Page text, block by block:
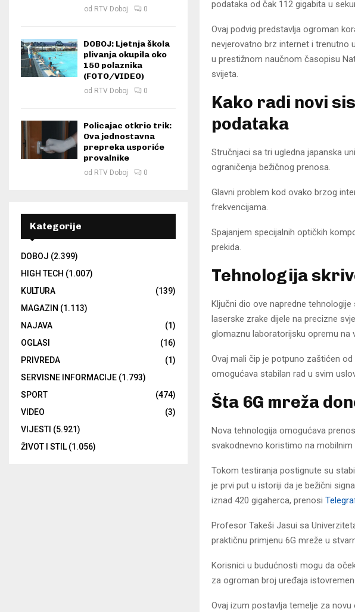
podataka od čak 112 gigabita u
Ovaj podvig predstavlja ogroman
nevjerovatno brz internet i trenutno
u prestižnom naučnom časopisu
svijeta.
Kako radi novi
podataka
Stručnjaci sa tri ugledna japanska
ograničenja bežičnog prenosa.
Glavni problem kod ovako brzog
frekvencijama.
Spajanjem specijalnih optičkih
prekida.
Tehnologija
Ključni dio ove napredne
laserske zrake dijele na precizne
glomaznu laboratorijsku opremu na
Ovaj mali čip je potpuno zaštićen
omogućava stabilan rad u svim
Šta 6G mreža
Nova tehnologija omogućava
svakodnevno koristimo na
Tokom testiranja postignute su
je prvi put u istoriji da je bežični
iznad 420 gigaherca, prenosi
Profesor Takeši Jasui sa
praktičnu primjenu 6G mreže u
Korisnici u budućnosti mogu da
za ogroman broj uređaja
Ovaj izum postavlja temelje za
od RTV Doboj 0
DOBOJ: Ljetnja škola
plivanja okupila oko
150 polaznika
(FOTO/VIDEO)
od RTV Doboj 0
Policajac otkrio trik:
Ova jednostavna
prepreka usporiće
provalnike
od RTV Doboj 0
Kategorije
DOBOJ (2.399)
HIGH TECH (1.007)
KULTURA
(139)
MAGAZIN (1.113)
NAJAVA
(1)
OGLASI
(16)
PRIVREDA
(1)
SERVISNE INFORMACIJE (1.793)
SPORT
(474)
VIDEO
(3)
VIJESTI (5.921)
ŽIVOT I STIL(1.056)